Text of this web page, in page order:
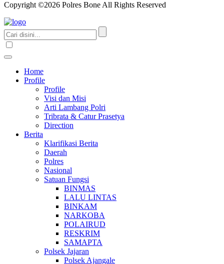
Copyright ©2026 Polres Bone All Rights Reserved
Home
Profile
Profile
Visi dan Misi
Arti Lambang Polri
Tribrata & Catur Prasetya
Direction
Berita
Klarifikasi Berita
Daerah
Polres
Nasional
Satuan Fungsi
BINMAS
LALU LINTAS
BINKAM
NARKOBA
POLAIRUD
RESKRIM
SAMAPTA
Polsek Jajaran
Polsek Ajangale